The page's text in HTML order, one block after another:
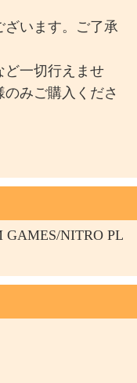
います。ご了承
一切行えませ
みご購入くださ
GAMES/NITRO PL